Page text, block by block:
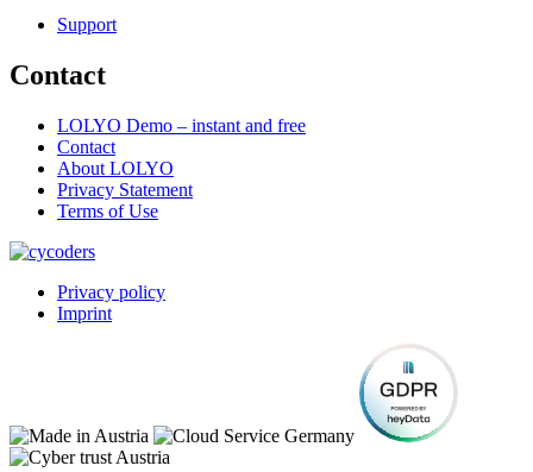
Support
Contact
LOLYO Demo – instant and free
Contact
About LOLYO
Privacy Statement
Terms of Use
Privacy policy
Imprint